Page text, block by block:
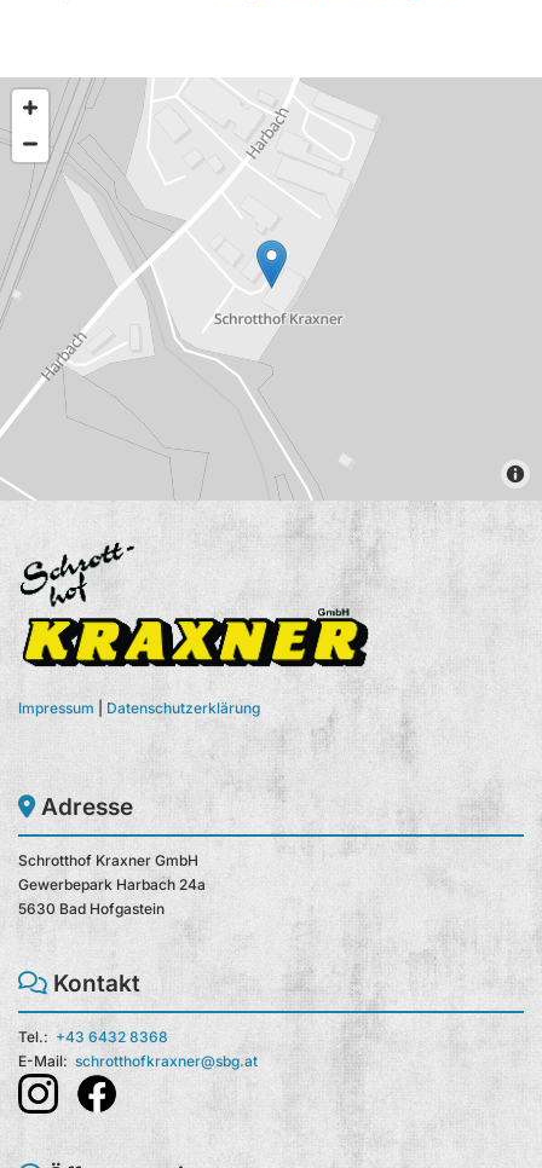
Impressum Datenschutzerklärung
Adresse
Schrotthof Kraxner GmbH
Gewerbepark Harbach 24a
5630 Bad Hofgastein
 Kontakt
Tel.: +43 6432 8368
E-Mail: schrotthofkraxner@sbg.at